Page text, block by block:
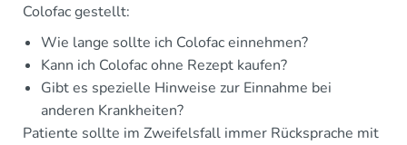
Colofac gestellt:
Wie lange sollte ich Colofac einnehmen?
Kann ich Colofac ohne Rezept kaufen?
Gibt es spezielle Hinweise zur Einnahme bei
anderen Krankheiten?
Patiente sollte im Zweifelsfall immer Rücksprache mit